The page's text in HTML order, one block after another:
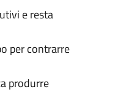
e resta
per contrarre
produrre